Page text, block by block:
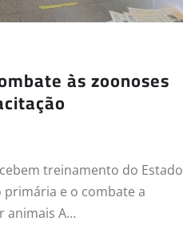
às zoonoses
treinamento do Estado
e o combate a
animais A…